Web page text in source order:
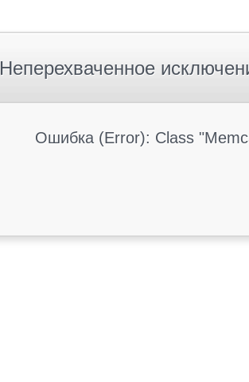
Неперехваченное
Ошибка (Error): Class